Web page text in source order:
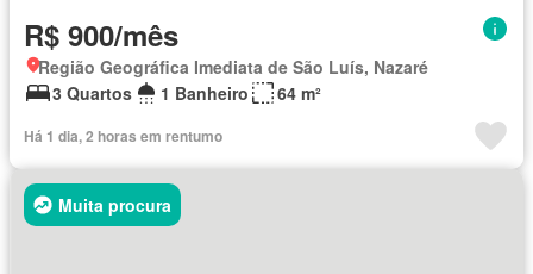
R$ 900/mês
Região Geográfica Imediata de São Luís, Nazaré
3 Quartos
1 Banheiro 64 m²
Há 1 dia, 2 horas em rentumo
Muita procura